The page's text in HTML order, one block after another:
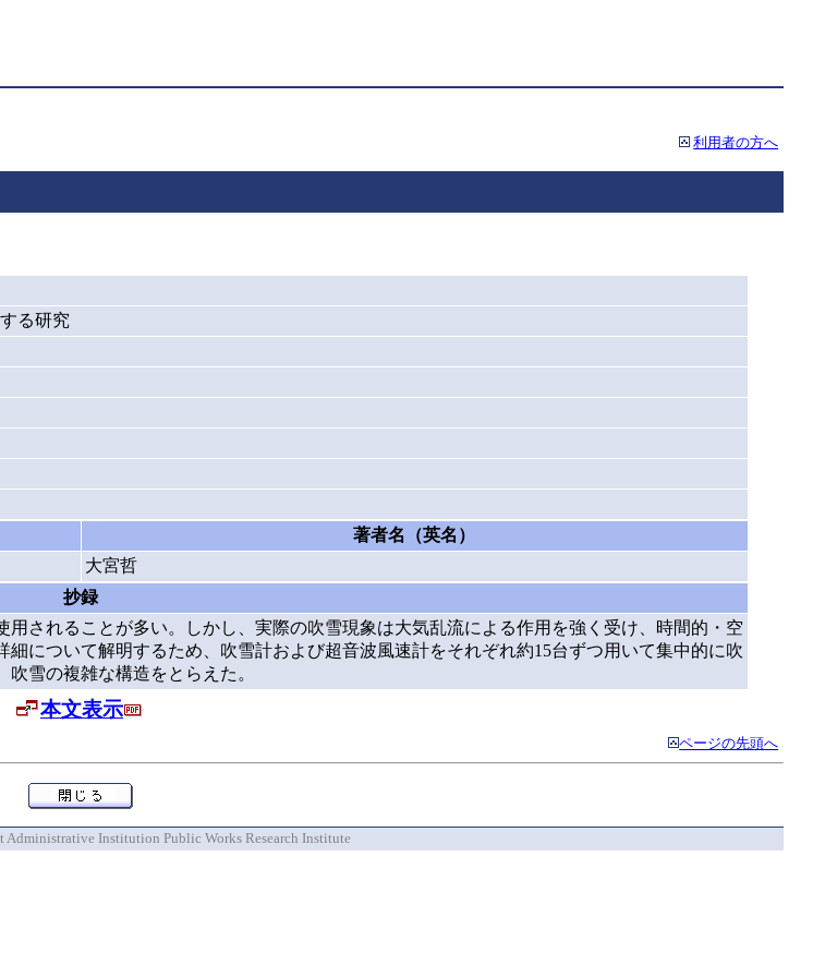
利用者の方へ
る研究
著者名（英名）
大宮哲
抄録
されることが多い。しかし、実際の吹雪現象は大気乱流による作用を強く受け、時間的・空
について解明するため、吹雪計および超音波風速計をそれぞれ約15台ずつ用いて集中的に吹
雪の複雑な構造をとらえた。
本文表示
ページの先頭へ
Administrative Institution Public Works Research Institute